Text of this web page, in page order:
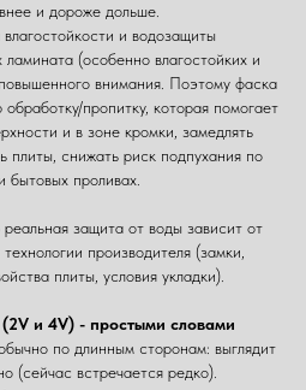
и дороже дольше.
и водозащиты
(особенно влагостойких и
внимания. Поэтому фаска
пропитку, которая помогает
и в зоне кромки, замедлять
плиты, снижать риск подпухания по
бытовых проливах.
защита от воды зависит от
производителя (замки,
плиты, условия укладки).
и 4V) - простыми словами
по длинным сторонам: выглядит
(сейчас встречается редко).